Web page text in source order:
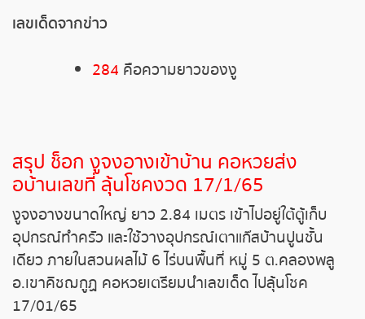
หวยหุ้นอังกฤษ
หวยหุ้นรัสเซีย
หวยหุ้นดาวโจนส์
เลขเด็ดจากข่าว
284 คือความยาวของงู
สรุป ช็อก งูจงอางเข้าบ้าน คอหวยส่ง
อบ้านเลขที่ ลุ้นโชคงวด 17/1/65
งูจงอางขนาดใหญ่ ยาว 2.84 เมตร เข้าไปอยู่ใต้ตู้เก็บ
อุปกรณ์ทำครัว และใช้วางอุปกรณ์เตาแก๊สบ้านปูนชั้น
เดียว ภายในสวนผลไม้ 6 ไร่บนพื้นที่ หมู่ 5 ต.คลองพลู
อ.เขาคิชฌกูฏ คอหวยเตรียมนำเลขเด็ด ไปลุ้นโชค
17/01/65